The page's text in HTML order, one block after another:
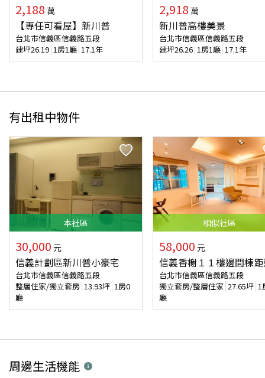
2,188 萬
【專任可看屋】新川普
台北市信義區信義路五段
建坪26.19 1房1廳 17.1年
2,918 萬
新川普高樓美景
台北市信義區信義路五段
建坪26.26 1房1廳 17.1年
有出租中物件
本社區
30,000 元
信義計劃區新川普小豪宅
台北市信義區信義路五段
整層住家/獨立套房 13.93坪 1房0
廳
相似社區
58,000 元
信義香榭１１樓邊間棟
台北市信義區信義路五段
獨立套房/整層住家 27.65坪 1
廳
周邊生活機能